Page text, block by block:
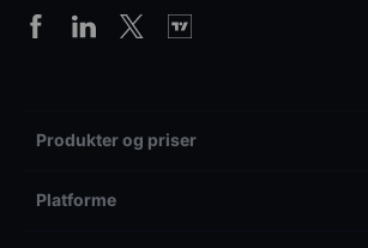
Produkter og priser
Platforme